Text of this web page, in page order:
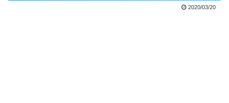
2020/03/20